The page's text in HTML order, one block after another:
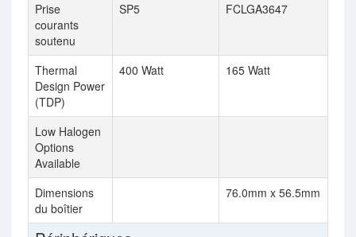
Prise
courants
soutenu
SP5 FCLGA3647
Thermal
Design Power
(TDP)
400 Watt 165 Watt
Low Halogen
Options
Available
Dimensions
du boîtier
76.0mm x 56.5mm